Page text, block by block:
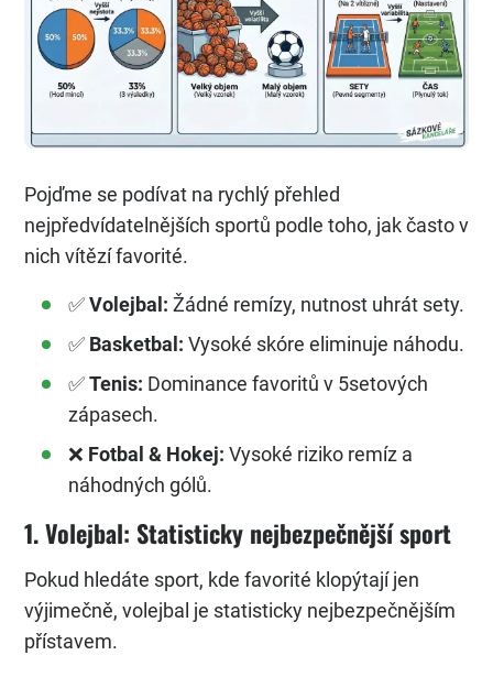
Pojďme se podívat na rychlý přehled
nejpředvídatelnějších sportů podle toho, jak často v
nich vítězí favorité.
✅Volejbal: Žádné remízy, nutnost uhrát sety.
✅ Basketbal: Vysoké skóre eliminuje náhodu.
✅Tenis: Dominance favoritů v 5setových
zápasech.
❌ Fotbal & Hokej: Vysoké riziko remíz a
náhodných gólů.
1. Volejbal: Statisticky nejbezpečnější sport
Pokud hledáte sport, kde favorité klopýtají jen
výjimečně, volejbal je statisticky nejbezpečnějším
přístavem.